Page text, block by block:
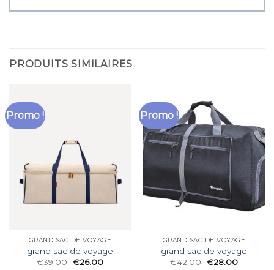
PRODUITS SIMILAIRES
Promo !
GRAND SAC DE VOYAGE
grand sac de voyage
€39.00 €26.00
Promo !
GRAND SAC DE VOYAGE
grand sac de voyage
€42.00 €28.00